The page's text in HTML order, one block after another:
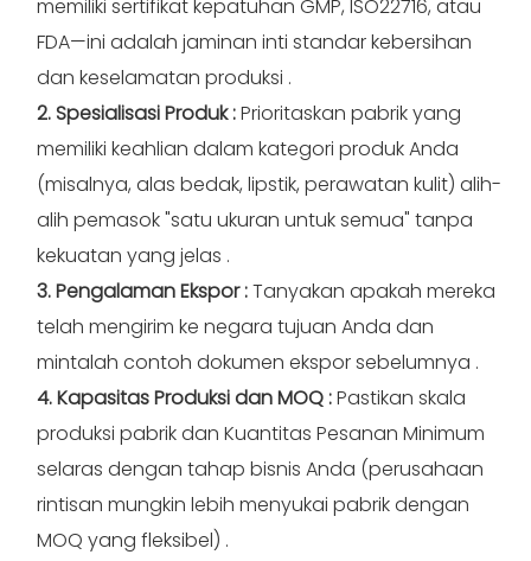
memiliki sertifikat kepatuhan GMP, ISO22716, atau
FDA—ini adalah jaminan inti standar kebersihan
dan keselamatan produksi .
2. Spesialisasi Produk :Prioritaskan pabrik yang
memiliki keahlian dalam kategori produk Anda
(misalnya, alas bedak, lipstik, perawatan kulit) alih-
alih pemasok "satu ukuran untuk semua" tanpa
kekuatan yang jelas .
3. Pengalaman Ekspor :Tanyakan apakah mereka
telah mengirim ke negara tujuan Anda dan
mintalah contoh dokumen ekspor sebelumnya .
4. Kapasitas Produksi dan MOQ :Pastikan skala
produksi pabrik dan Kuantitas Pesanan Minimum
selaras dengan tahap bisnis Anda (perusahaan
rintisan mungkin lebih menyukai pabrik dengan
MOQ yang fleksibel) .